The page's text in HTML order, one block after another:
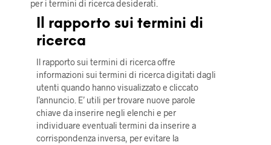
per i termini di ricerca desiderati.
Il rapporto sui termini di
ricerca
Il rapporto sui termini di ricerca offre
informazioni sui termini di ricerca digitati dagli
utenti quando hanno visualizzato e cliccato
l’annuncio. E’ utili per trovare nuove parole
chiave da inserire negli elenchi e per
individuare eventuali termini da inserire a
corrispondenza inversa, per evitare la